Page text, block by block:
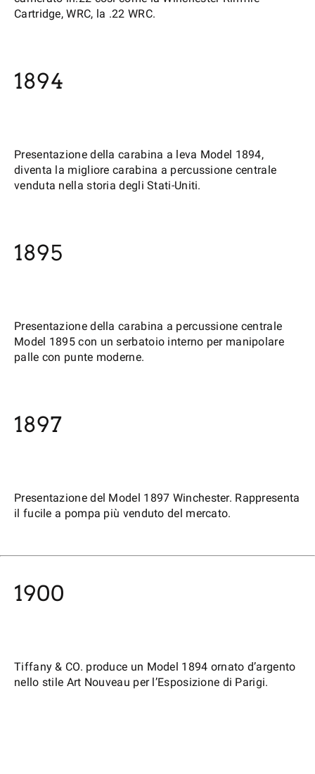
Cartridge, WRC, la .22 WRC.
1894
Presentazione della carabina a leva Model 1894,
diventa la migliore carabina a percussione centrale
venduta nella storia degli Stati-Uniti.
1895
Presentazione della carabina a percussione centrale
Model 1895 con un serbatoio interno per manipolare
palle con punte moderne.
1897
Presentazione del Model 1897 Winchester. Rappresenta
il fucile a pompa più venduto del mercato.
1900
Tiffany & CO. produce un Model 1894 ornato d’argento
nello stile Art Nouveau per l’Esposizione di Parigi.